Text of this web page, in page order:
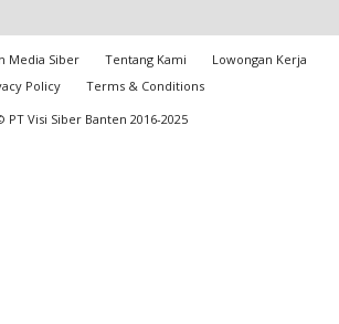
Media Siber Tentang Kami
Lowongan Kerja
Policy
Terms & Conditions
PT Visi Siber Banten 2016-2025